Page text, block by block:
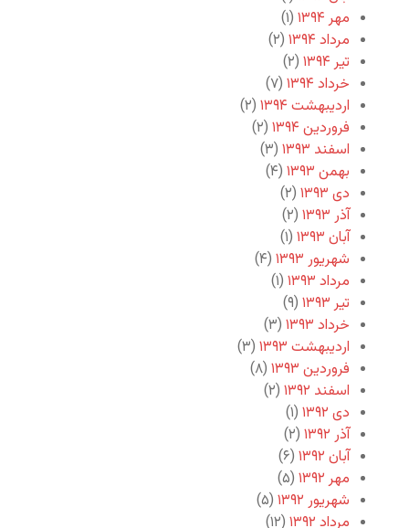
مهر ۱۳۹۴
(۱)
مرداد ۱۳۹۴
(۲)
تیر ۱۳۹۴
(۲)
خرداد ۱۳۹۴
(۷)
اردیبهشت ۱۳۹۴
(۲)
فروردین ۱۳۹۴
(۲)
اسفند ۱۳۹۳
(۳)
بهمن ۱۳۹۳
(۴)
دی ۱۳۹۳
(۲)
آذر ۱۳۹۳
(۲)
آبان ۱۳۹۳
(۱)
شهریور ۱۳۹۳
(۴)
مرداد ۱۳۹۳
(۱)
تیر ۱۳۹۳
(۹)
خرداد ۱۳۹۳
(۳)
اردیبهشت ۱۳۹۳
(۳)
فروردین ۱۳۹۳
(۸)
اسفند ۱۳۹۲
(۲)
دی ۱۳۹۲
(۱)
آذر ۱۳۹۲
(۲)
آبان ۱۳۹۲
(۶)
مهر ۱۳۹۲
(۵)
شهریور ۱۳۹۲
(۵)
مرداد ۱۳۹۲
(۱۲)